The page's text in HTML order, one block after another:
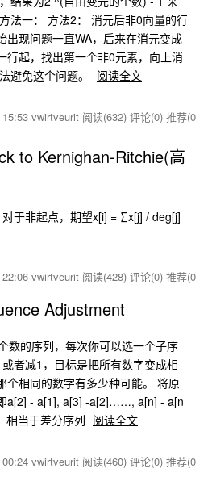
法一： 方法2： 消元后非0向量的行
出现问题一直WA，后来在消元变成
行起，找出第一个非0元素，向上消
避免这个问题。
阅读全文
vwirtveurit 阅读(632) 评论(0) 推荐(0)
to Kernighan-Ritchie(高
于非起点，期望x[i] = ∑x[j] / deg[j]
vwirtveurit 阅读(428) 评论(0) 推荐(0)
Adjustment
数的序列，每次你可以选一个子序
者减1，目标是把所有数字变成相
个相同的数字有多少种可能。 将原
a[2] - a[1], a[3] -a[2]……, a[n] - a[n
相当于差分序列 阅读全文
vwirtveurit 阅读(460) 评论(0) 推荐(0)